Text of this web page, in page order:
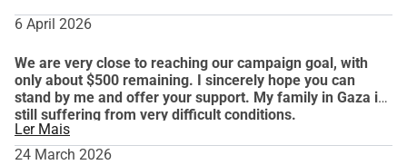
6 April 2026
We are very close to reaching our campaign goal, with
only about $500 remaining. I sincerely hope you can
stand by me and offer your support. My family in Gaza is
still suffering from very difficult conditions.
Ler Mais
24 March 2026